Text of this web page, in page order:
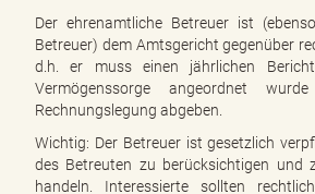
Der ehrenamtliche Betreuer ist
Betreuer) dem Amtsgericht gegenüber
d.h. er muss einen jährlichen
Vermögenssorge angeordnet
Rechnungslegung abgeben.
Wichtig: Der Betreuer ist gesetzlich
des Betreuten zu berücksichtigen und
handeln. Interessierte sollten